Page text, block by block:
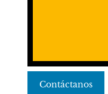
Contáctanos